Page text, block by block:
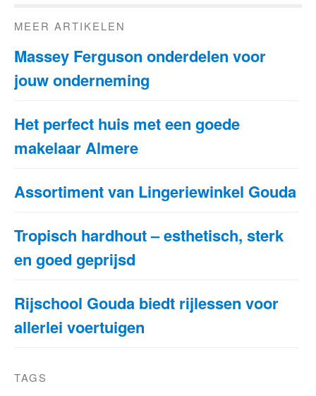
MEER ARTIKELEN
Massey Ferguson onderdelen voor
jouw onderneming
Het perfect huis met een goede
makelaar Almere
Assortiment van Lingeriewinkel Gouda
Tropisch hardhout – esthetisch, sterk
en goed geprijsd
Rijschool Gouda biedt rijlessen voor
allerlei voertuigen
TAGS